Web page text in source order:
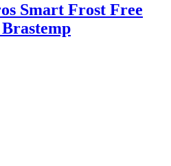
Smart Frost Free